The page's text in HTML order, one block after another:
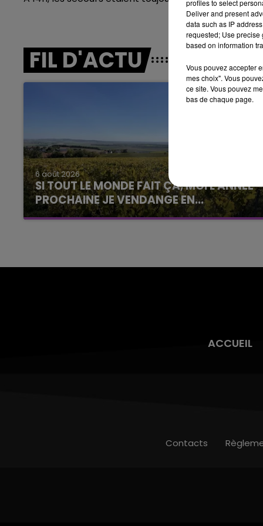
LE BEST OF DE LA FAMILLE
CHAMPAGNE FM
FIL D'ACTU
6 août 2026
SI TOUT LE MONDE FAIT ÇA, MOI L'ANNÉE
PROCHAINE JE VENDANGE EN...
La vendange en Champagne a débuté ce jeudi
6h00 - 10h00
La Famille
ACCUEIL
Contacts
profiles to select
Deliver and present
data such as IP
requested; Use precise
based on information
Vous pouvez accepter
mes choix". Vous
ce site. Vous pouvez
bas de chaque page.